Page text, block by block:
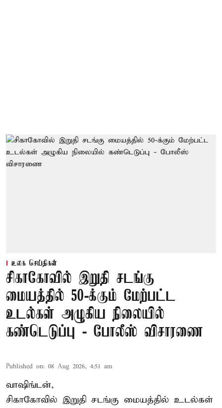
உலக செய்திகள்
சிகாகோவில் இறுதி சடங்கு
மையத்தில் 50-க்கும் மேற்பட்ட
உடல்கள் அழுகிய நிலையில்
கண்டெடுப்பு - போலீஸ் விசாரணை
Published on: 08 Aug 2026, 4:51 am
வாஷிங்டன்,
சிகாகோவில் இறுதி சடங்கு மையத்தில் உடல்கள்